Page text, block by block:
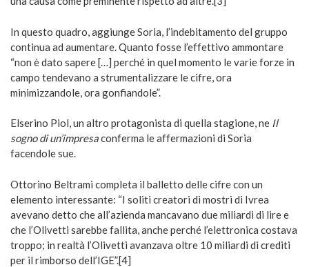
In questo quadro, aggiunge Soria, l’indebitamento del gruppo
continua ad aumentare. Quanto fosse l’effettivo ammontare
“non è dato sapere […] perché in quel momento le varie forze in
campo tendevano a strumentalizzare le cifre, ora
minimizzandole, ora gonfiandole”.
Elserino Piol, un altro protagonista di quella stagione, ne Il
sogno di un’impresaconferma le affermazioni di Soria
facendole sue.
Ottorino Beltrami completa il balletto delle cifre con un
elemento interessante: “I soliti creatori di mostri di Ivrea
avevano detto che all’azienda mancavano due miliardi di lire e
che l’Olivetti sarebbe fallita, anche perché l’elettronica costava
troppo; in realtà l’Olivetti avanzava oltre 10 miliardi di crediti
per il rimborso dell’IGE”.[4]